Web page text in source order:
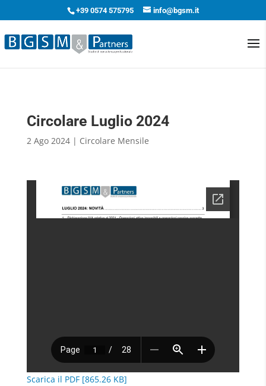
+39 0574 575795 info@bgsm.it
Circolare Luglio 2024
2 Ago 2024| Circolare Mensile
Scarica il PDF [865.26 KB]